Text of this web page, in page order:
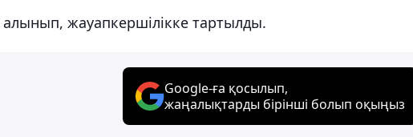
алынып, жауапкершілікке тартылды.
Google-ға қосылып,
жаңалықтарды бірінші болып оқыңыз